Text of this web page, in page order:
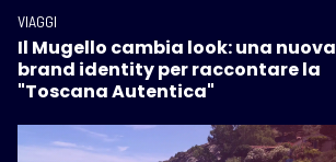
VIAGGI
Il Mugello cambia look: una nuova
brand identity per raccontare la
"Toscana Autentica"